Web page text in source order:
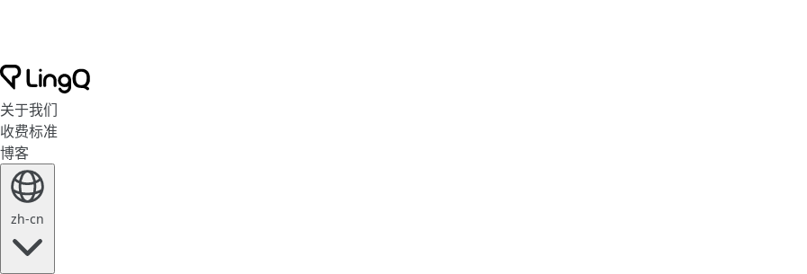
关于我们
收费标准
博客
zh-cn